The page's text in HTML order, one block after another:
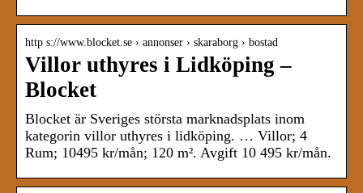
http s://www.blocket.se › annonser › skaraborg › bostad
Villor uthyres i Lidköping –
Blocket
Blocket är Sveriges största marknadsplats inom
kategorin villor uthyres i lidköping. … Villor; 4
Rum; 10495 kr/mån; 120 m². Avgift 10 495 kr/mån.